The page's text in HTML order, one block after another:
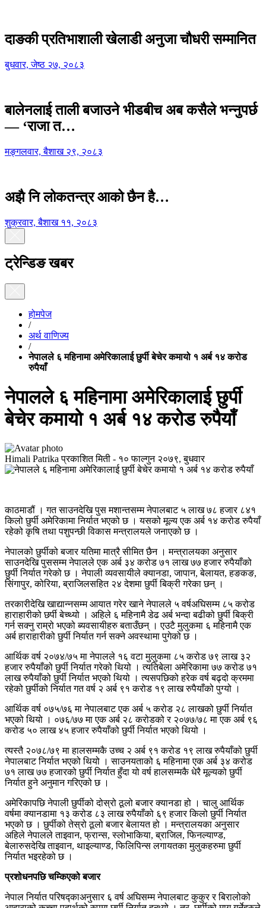
दाङकी प्रतिभाशाली खेलाडी अनुजा चौधरी सम्मानित
बुधवार, जेष्ठ २७, २०८३
बालेनलाई ताली बजाउने भीडबीच अब कसैले भन्नुपर्छ
— ‘राजा त…
मङ्गलवार, बैशाख २९, २०८३
अझै नि लोकतन्त्र आको छैन है…
शुक्रवार, बैशाख ११, २०८३
ट्रेन्डिङ खबर
होमपेज
/
अर्थ वाणिज्य
/
नेपालले ६ महिनामा अमेरिकालाई छुर्पी बेचेर कमायो १ अर्ब १४ करोड
रुपैयाँ
नेपालले ६ महिनामा अमेरिकालाई छुर्पी
बेचेर कमायो १ अर्ब १४ करोड रुपैयाँ
Himali Patrika प्रकाशित मिती - १० फाल्गुन २०७९, बुधवार
काठमाडौं । गत साउनदेखि पुस मशान्तसम्म नेपालबाट ५ लाख ७८ हजार ८४१
किलो छुर्पी अमेरिकामा निर्यात भएको छ । यसको मूल्य एक अर्ब १४ करोड रुपैयाँ
रहेको कृषि तथा पशुपन्छी विकास मन्त्रालयले जनाएको छ ।
नेपालको छुर्पीको बजार यतिमा मात्रै सीमित छैन । मन्त्रालयका अनुसार
साउनदेखि पुससम्म नेपालले एक अर्ब ३४ करोड ७१ लाख ७७ हजार रुपैयाँको
छुर्पी निर्यात गरेको छ । नेपाली व्यवसायीले क्यानडा, जापान, बेलायत, हङकङ,
सिंगापुर, कोरिया, ब्राजिलसहित २४ देशमा छुर्पी बिक्री गरेका छन् ।
तरकारीदेखि खाद्यान्नसम्म आयात गरेर खाने नेपालले ५ वर्षअघिसम्म ८५ करोड
हाराहारीको छर्पी बेच्थ्यो । अहिले ६ महिनामै डेढ अर्ब भन्दा बढीको छुर्पी बिक्री
गर्न सक्नु राम्रो भएको ब्यवसायीहरु बताउँछन् । एउटै मुलुकमा ६ महिनामै एक
अर्ब हाराहारीको छुर्पी निर्यात गर्न सक्ने अवस्थामा पुगेको छ ।
आर्थिक वर्ष २०७४/७५ मा नेपालले १६ वटा मुलुकमा ८५ करोड ७९ लाख ३२
हजार रुपैयाँको छुर्पी निर्यात गरेको थियो । त्यतिबेला अमेरिकामा ७७ करोड ७१
लाख रुपैयाँको छुर्पी निर्यात भएको थियो । त्यसपछिको हरेक वर्ष बढ्दो क्रममा
रहेको छुर्पीको निर्यात गत वर्ष २ अर्ब ९१ करोड १९ लाख रुपैयाँको पुग्यो ।
आर्थिक वर्ष ०७५/७६ मा नेपालबाट एक अर्ब ५ करोड २८ लाखको छुर्पी निर्यात
भएको थियो । ०७६/७७ मा एक अर्ब २८ करोडको र २०७७/७८ मा एक अर्ब ९६
करोड ५० लाख ४५ हजार रुपैयाँको छुर्पी निर्यात भएको थियो ।
त्यस्तै २०७८/७९ मा हालसम्मकै उच्च २ अर्ब ९१ करोड १९ लाख रुपैयाँको छुर्पी
नेपालबाट निर्यात भएको थियो । साउनयताको ६ महिनामा एक अर्ब ३४ करोड
७१ लाख ७७ हजारको छुर्पी निर्यात हुँदा यो वर्ष हालसम्मकै धेरै मूल्यको छुर्पी
निर्यात हुने अनुमान गरिएको छ ।
अमेरिकापछि नेपाली छुर्पीको दोस्रो ठूलो बजार क्यानडा हो । चालु आर्थिक
वर्षमा क्यानडामा १३ करोड ८३ लाख रुपैयाँको ६९ हजार किलो छुर्पी निर्यात
भएको छ । छुर्पीको तेस्रो ठूलो बजार बेलायत हो । मन्त्रालयका अनुसार
अहिले नेपालले ताइवान, फ्रान्स, स्लोभाकिया, ब्राजिल, फिनल्याण्ड,
बेलारुसदेखि ताइवान, थाइल्याण्ड, फिलिपिन्स लगायतका मुलुकहरुमा छुर्पी
निर्यात भइरहेको छ ।
प्रशोधनपछि चम्किएको बजार
नेपाल निर्यात परिषद्काअनुसार ६ वर्ष अघिसम्म नेपालबाट कुकुर र बिरालोको